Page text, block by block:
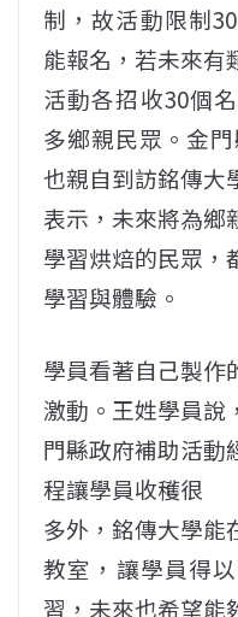
制，故活動限制
能報名，若未來有
活動各招收30個
多鄉親民眾。金
也親自到訪銘傳大
表示，未來將為鄉
學習烘焙的民眾，
學習與體驗。
學員看著自己製作
激動。王姓學員說
門縣政府補助活動
程讓學員收穫很
多外，銘傳大學能
教室，讓學員得
習，未來也希望能